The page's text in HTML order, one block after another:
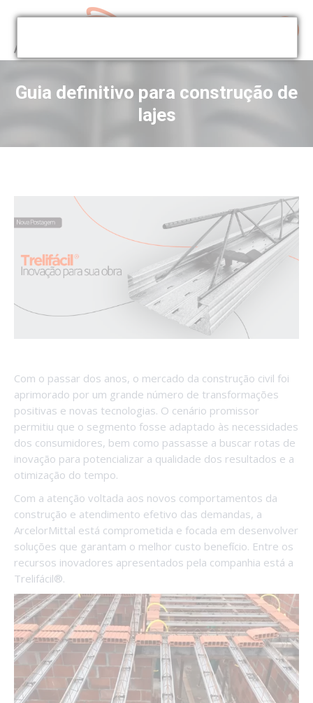
Guia definitivo para construção de
lajes
Com o passar dos anos, o mercado da construção civil foi
aprimorado por um grande número de transformações
positivas e novas tecnologias. O cenário promissor
permitiu que o segmento fosse adaptado às necessidades
dos consumidores, bem como passasse a buscar rotas de
inovação para potencializar a qualidade dos resultados e a
otimização do tempo.
Com a atenção voltada aos novos comportamentos da
construção e atendimento efetivo das demandas, a
ArcelorMittal está comprometida e focada em desenvolver
soluções que garantam o melhor custo benefício. Entre os
recursos inovadores apresentados pela companhia está a
Trelifácil®.